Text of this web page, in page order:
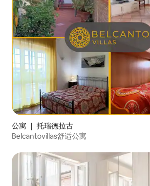
公寓 ｜ 托瑞德拉古
Belcantovillas舒适公寓